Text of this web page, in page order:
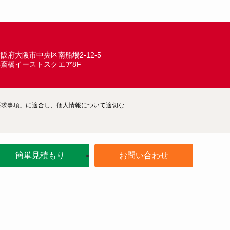
府大阪市中央区南船場2-12-5
橋イーストスクエア8F
事項」に適合し、個人情報について適切な
簡単見積もり お問い合わせ